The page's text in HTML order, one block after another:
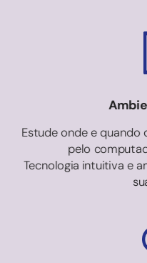
Estude onde e quando
pelo
Tecnologia intuitiva e